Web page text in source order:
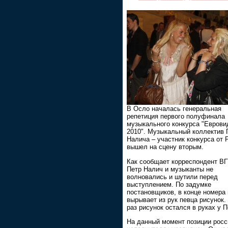
В Осло началась генеральная
репетиция первого полуфинала
музыкального конкурса
2010". Музыкальный коллектив
Налича – участник конкурса от
вышел на сцену вторым.
Как сообщает корреспондент
Петр Налич и музыканты не
волновались и шутили перед
выступлением. По задумке
постановщиков, в конце номера
вырывает из рук певца рисунок.
раз рисунок остался в руках у
На данный момент позиции